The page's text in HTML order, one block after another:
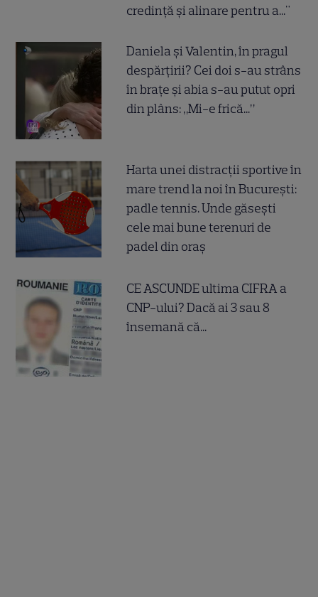
credință și alinare pentru a..."
Daniela și Valentin, în pragul
despărțirii? Cei doi s-au strâns
în brațe și abia s-au putut opri
din plâns: „Mi-e frică...”
Harta unei distracții sportive în
mare trend la noi în București:
padle tennis. Unde găsești
cele mai bune terenuri de
padel din oraș
CE ASCUNDE ultima CIFRA a
CNP-ului? Dacă ai 3 sau 8
însemană că...